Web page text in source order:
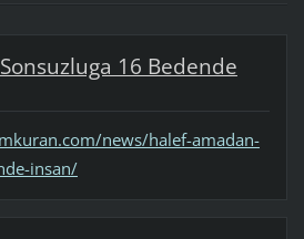
16 Bedende
news/halef-amadan-
insan/